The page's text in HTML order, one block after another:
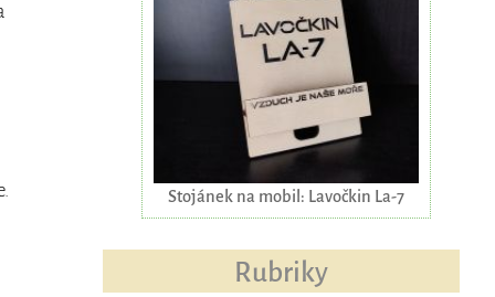
Stojánek na mobil: Lavočkin La-7
Rubriky